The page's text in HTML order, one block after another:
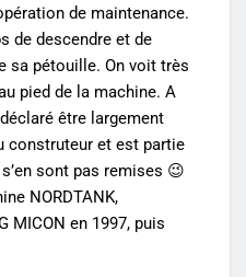
de maintenance.
de descendre et de
sa pétouille. On voit très
pied de la machine. A
être largement
construteur et est partie
sont pas remises 😉
NORDTANK,
MICON en 1997, puis